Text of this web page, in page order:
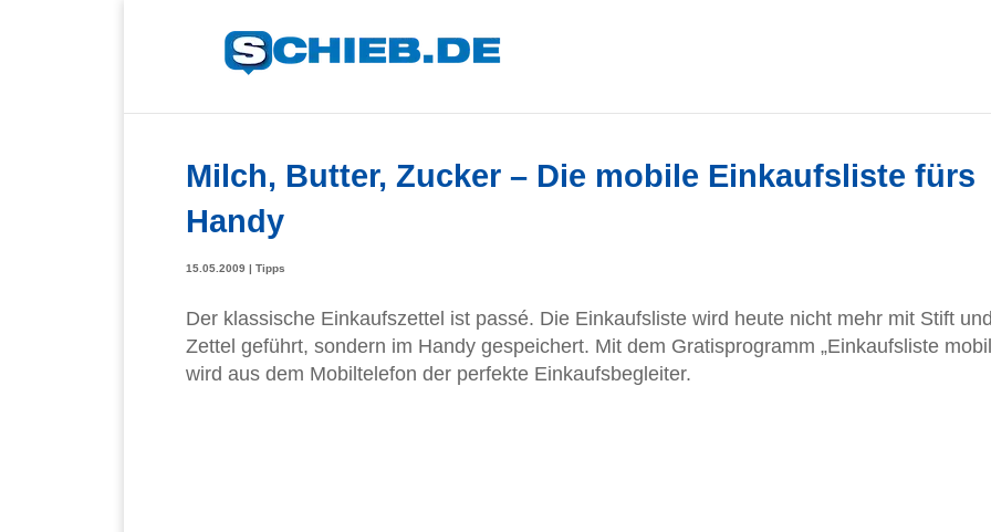
Milch, Butter, Zucker – Die mobile Einkaufsliste fürs
Handy
15.05.2009 | Tipps
Der klassische Einkaufszettel ist passé. Die Einkaufsliste wird heute nicht mehr mit Stift
Zettel geführt, sondern im Handy gespeichert. Mit dem Gratisprogramm „Einkaufsliste
wird aus dem Mobiltelefon der perfekte Einkaufsbegleiter.